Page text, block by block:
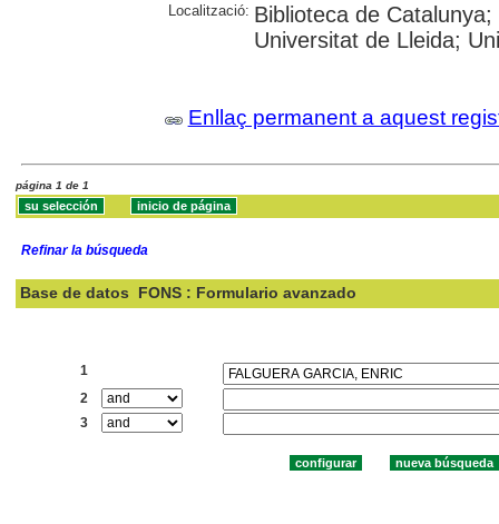
Localització: Biblioteca de
Universitat de Lleida;
Enllaç permanent a aquest
página 1 de 1
Refinar la búsqueda
Base de datos FONS : Formulario avanzado
1
2
3